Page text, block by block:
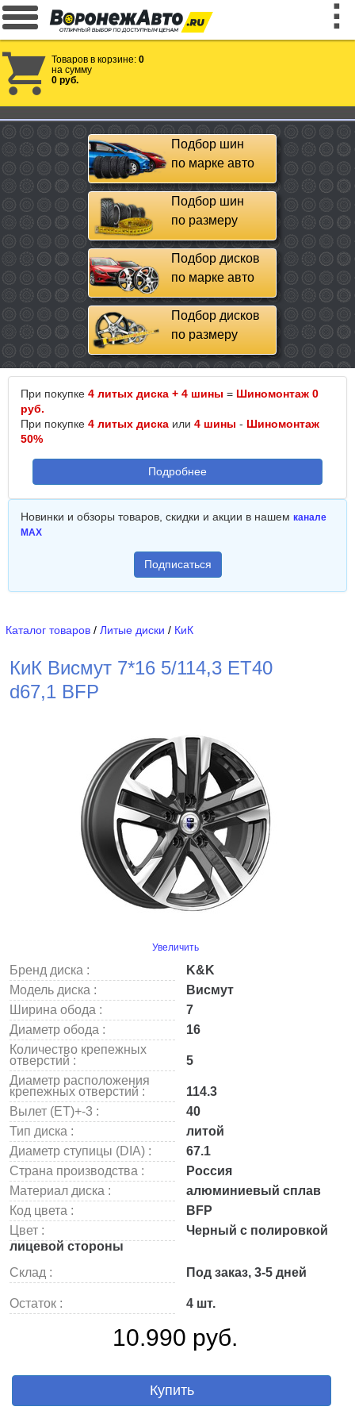
Товаров в корзине: 0
на сумму
0 руб.
Подбор шин
по марке авто
Подбор шин
по размеру
Подбор дисков
по марке авто
Подбор дисков
по размеру
При покупке 4 литых диска + 4 шины = Шиномонтаж 0
руб.
При покупке 4 литых диска или 4 шины - Шиномонтаж
50%
Подробнее
Новинки и обзоры товаров, скидки и акции в нашем канале
MAX
Подписаться
Каталог товаров / Литые диски / КиК
КиК Висмут 7*16 5/114,3 ET40
d67,1 BFP
Увеличить
Бренд диска :
K&K
Модель диска :
Висмут
Ширина обода :
7
Диаметр обода :
16
Количество крепежных
отверстий :
5
Диаметр расположения
крепежных отверстий :
114.3
Вылет (ET)+-3 :
40
Тип диска :
литой
Диаметр ступицы (DIA) :
67.1
Страна производства :
Россия
Материал диска :
алюминиевый сплав
Код цвета :
BFP
Цвет :
Черный с полировкой
лицевой стороны
Склад :
Под заказ, 3-5 дней
Остаток : 4 шт.
10.990 руб.
Купить